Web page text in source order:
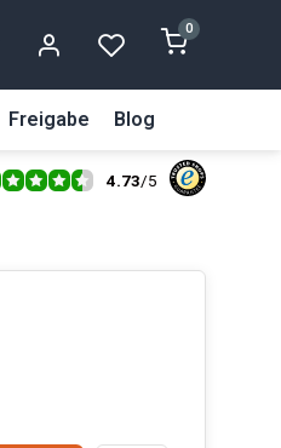
0
Freigabe Blog
4.73/5